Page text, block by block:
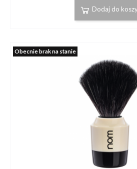
Dodaj do
Obecnie brak na stanie